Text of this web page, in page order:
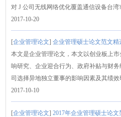
对 J 公司无线网络优化覆盖通信设备台湾
2017-10-20
[企业管理论文]企业管理硕士论文范文精
本文是企业管理论文，本文以创业板上
响研究、企业迎合行为、政府补贴与财
司选择异地独立董事的影响因素及其绩效
2017-10-10
[企业管理论文]2017年企业管理硕士论文